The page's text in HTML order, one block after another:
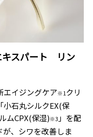
スパート リン
エイジングケア※1 クリ
小石丸シルクEX(保
ムCPX(保湿)※3 」を配
、シワを改善しま